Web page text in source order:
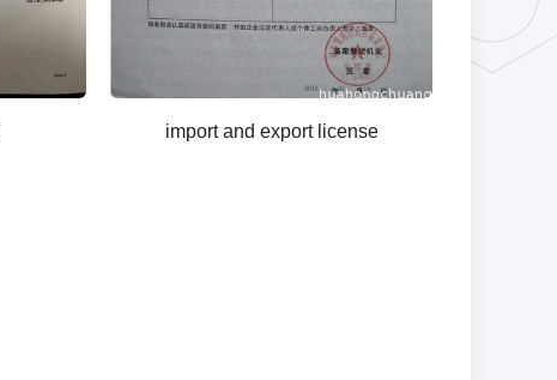
import and export license